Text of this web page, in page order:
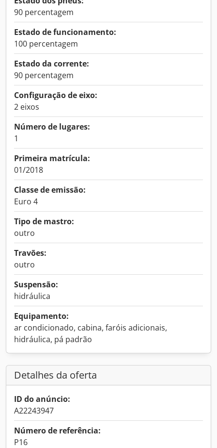
90 percentagem
Estado de funcionamento:
100 percentagem
Estado da corrente:
90 percentagem
Configuração de eixo:
2 eixos
Número de lugares:
1
Primeira matrícula:
01/2018
Classe de emissão:
Euro 4
Tipo de mastro:
outro
Travões:
outro
Suspensão:
hidráulica
Equipamento:
ar condicionado, cabina, faróis adicionais,
hidráulica, pá padrão
Detalhes da oferta
ID do anúncio:
A22243947
Número de referência:
P16